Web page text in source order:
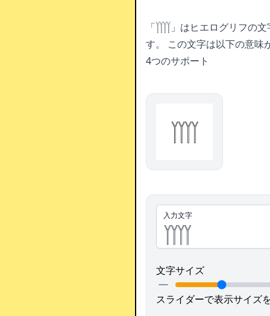
「𓉾」はヒエログリフの文
す。
この文字は以下の意味
4つのサポート
𓉾
入力文字
文字サイズ
スライダーで表示サイズ